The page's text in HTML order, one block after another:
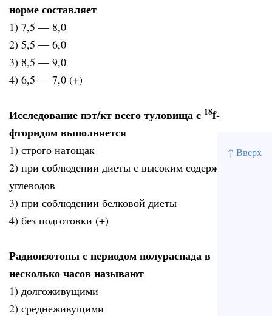
↑ Вверх
норме составляет
1) 7,5 — 8,0
2) 5,5 — 6,0
3) 8,5 — 9,0
4) 6,5 — 7,0 (+)
Исследование пэт/кт всего туловища с 18f-
фторидом выполняется
1) строго натощак
2) при соблюдении диеты с высоким содержанием
углеводов
3) при соблюдении белковой диеты
4) без подготовки (+)
Радиоизотопы с периодом полураспада в
несколько часов называют
1) долгоживущими
2) среднеживущими